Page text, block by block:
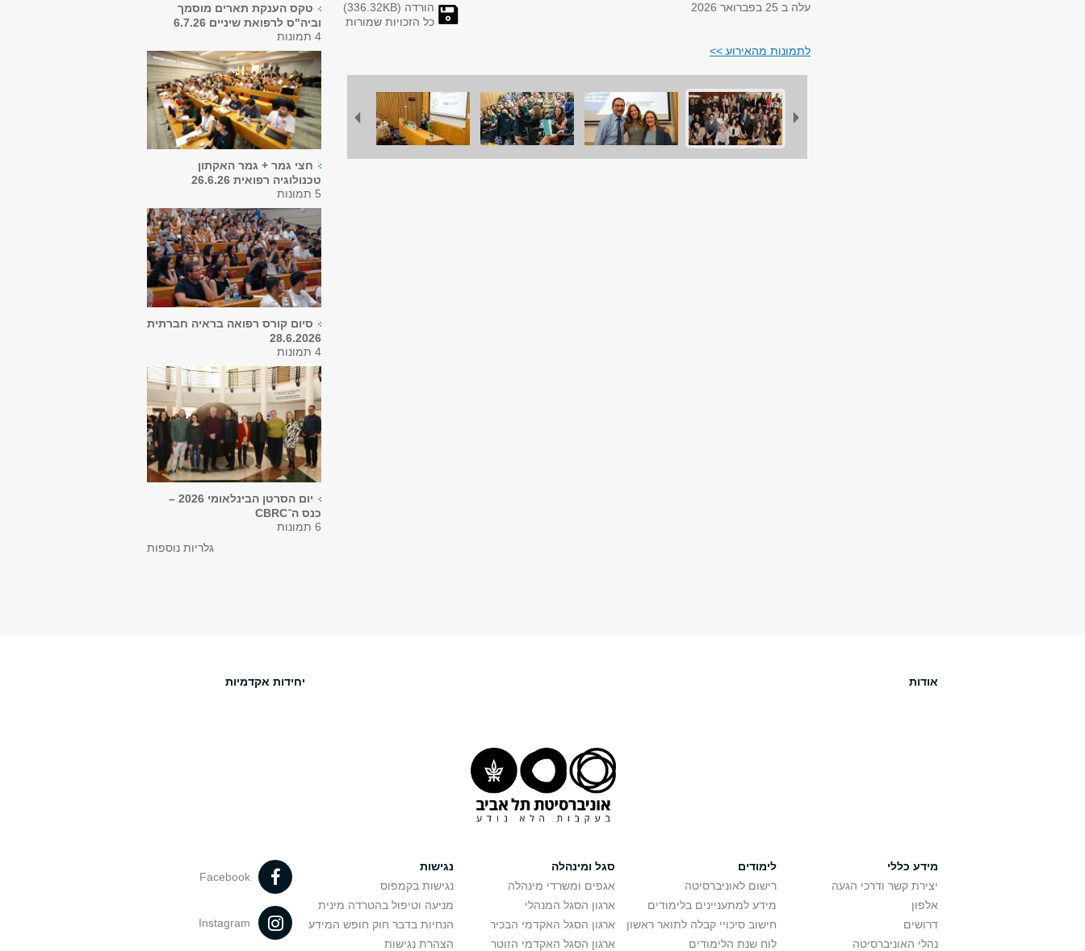
טקס הענקת תארים מוסמך
וביה"ס לרפואת שיניים 6.7.26
4 תמונות
חצי גמר + גמר האקתון
טכנולוגיה רפואית 26.6.26
5 תמונות
סיום קורס רפואה בראיה חברתית
28.6.2026
4 תמונות
יום הסרטן הבינלאומי 2026 –
כנס ה־CBRC
6 תמונות
גלריות נוספות
עלה ב 25 בפברואר 2026 הורדה ( 336.32KB)
כל הזכויות שמורות
לתמונות מהאירוע >>
אודות יחידות אקדמיות
מידע כללי
יצירת קשר ודרכי הגעה
אלפון
דרושים
נהלי האוניברסיטה
לימודים
רישום לאוניברסיטה
מידע למתעניינים בלימודים
חישוב סיכויי קבלה לתואר ראשון
לוח שנת הלימודים
סגל ומינהלה
אגפים ומשרדי מינהלה
ארגון הסגל המנהלי
ארגון הסגל האקדמי הבכיר
ארגון הסגל האקדמי הזוטר
נגישות
נגישות בקמפוס
מניעה וטיפול בהטרדה מינית
הנחיות בדבר חוק חופש המידע
הצהרת נגישות
Facebook
Instagram